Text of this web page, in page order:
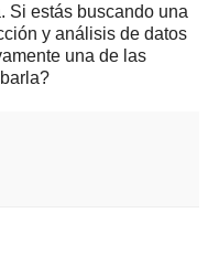
Si estás buscando una
y análisis de datos
una de las